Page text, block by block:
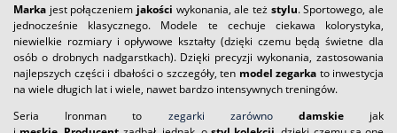
Marka jest połączeniem jakości wykonania, ale też stylu. Sportowego, ale
jednocześnie klasycznego. Modele te cechuje ciekawa kolorystyka,
niewielkie rozmiary i opływowe kształty (dzięki czemu będą świetne dla
osób o drobnych nadgarstkach). Dzięki precyzji wykonania, zastosowania
najlepszych części i dbałości o szczegóły, ten model zegarka to inwestycja
na wiele długich lat i wiele, nawet bardzo intensywnych treningów.
Seria Ironman to zegarki zarówno damskiejak